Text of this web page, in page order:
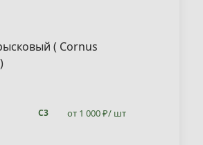
( Cornus
stolonifera )
С3 от 1 000 ₽/ шт